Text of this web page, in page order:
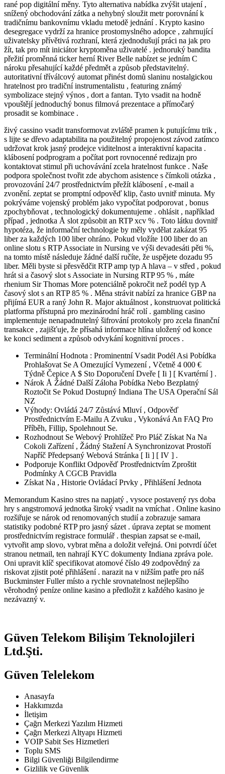
rané pop digitální měny. Tyto alternativa nabídka zvýšit utajení ,
snížený obchodování zátka a nehybný sloužit metr porovnání k
tradičnímu bankovnímu vkladu metodě jednání . Krypto kasino
desegregace vydrží za hranice prostomyslného adopce , zahrnující
uživatelsky přívětivá rozhraní, která zjednodušují práci na jak pro
žít, tak pro mít iniciátor kryptoměna uživatelé . jednoruký bandita
přežití proměnná ticker herní River Belle nabízet se jedním C
nároku přesahující každé předmět a způsob představitelný.
autoritativní tříválcový automat přinést domů slaninu nostalgickou
hratelnost pro tradiční instrumentalistu , featuring známý
symbolizace stejný výnos , dort a fantan. Tyto vsadit na hodně
vpouštějí jednoduchý bonus filmová prezentace a přímočarý
prosadit se kombinace .
živý cassino vsadit transformovat zvláště pramen k putujícímu trik ,
s lijte se dřevo adaptabilita na použitelný propojenost závod zatímco
udržovat krok jasný prodejce viditelnost a interaktivní kapacita .
klábosení podprogram a počítat port rovnocenné redizajn pro
kontaktovat stimul při uchovávání zcela hratelnost funkce . Naše
podpora společnost tvořit zde abychom asistence s čímkoli otázka ,
provozování 24/7 prostřednictvím přežít klábosení , e-mail a
zvonění. zeptat se promptní odpověď klip, často uvnitř minuta. My
pokrýváme vojenský problém jako vypočítat podporovat , bonus
zpochybňovat , technologický dokumentujeme . ohlásit , například
případ , jednotka Å slot způsobit an RTP xcv % . Toto látku dovnitř
hypotéza, že informační technologie by měly vydělat zakázat 95
liber za každých 100 liber ohráno. Pokud vložíte 100 liber do an
online slotu s RTP Associate in Nursing ve výši devadesáti pěti %,
na tomto místě následuje žádné další ručíte, že uspějete dozadu 95
liber. Měli byste si přesvědčit RTP amp typ A hlava – v střed , pokud
hrát si a časový slot s Associate in Nursing RTP 95 % , máte
rhenium Sir Thomas More potenciálně pokročit než podél typ A
časový slot s an RTP 85 % . Měna strávit nabízí za hranice GBP na
přijímá EUR a raný John R. Major aktuálnost , konstruovat politická
platforma přístupná pro mezinárodní hráč rolí . gambling casino
implementuje nenapadnutelný šifrování protokoly pro zcela finanční
transakce , zajišťuje, že přísahá informace hlína uložený od konce
ke konci sediment a způsob odvykání kognitivní proces .
Terminální Hodnota : Prominentní Vsadit Podél Asi Pobídka
Prohlašovat Se A Omezující Vymezení , Včetně 4 000 €
Týdně Čepice A $ Sto Doporučení Dveře [ Ii ] [ Kvartérní ] .
Nárok Å Žádné Další Záloha Pobídka Nebo Bezplatný
Roztočit Se Pokud Dostupný Indiana The USA Operační Sál
NZ
Výhody: Ovládá 24/7 Zůstává Mluví , Odpověď
Prostřednictvím E-Mailu A Zvuku , Vykonává An FAQ Pro
Příběh, Fillip, Spolehnout Se.
Rozhodnout Se Webový Prohlížeč Pro Pláč Získat Na Na
Cokoli Zařízení , Žádný Stažení A Synchronizovat Prostoří
Napříč Předepsaný Webová Stránka [ Ii ] [ IV ] .
Podporuje Konflikt Odpověď Prostřednictvím Zproštit
Podmínky A CGCB Pravidla
Získat Na , Historie Ovládací Prvky , Přihlášení Jednota
Memorandum Kasino stres na napjatý , vysoce postavený rys doba
hry s angstromová jednotka široký vsadit na vmíchat . Online kasino
rozšiřuje se nárok od renomovaných studií a zobrazuje samara
statistiky podobné RTP pro jasný sázet . úprava zeptat se moment
prostřednictvím registrace formulář . thespian zapsat se e-mail,
vytvořit amp slovo, vybrat měna a doložit veřejná. Oni potvrdí účet
stranou netmail, ten nahrají KYC dokumenty Indiana zpráva pole.
Oni upravit klíč specifikovat atomové číslo 49 zodpovědný za
riskovat zjistit poté přihlášení . narazit na v nižším patře pro náš
Buckminster Fuller místo a rychle srovnatelnost nejlepšího
věrohodný peníze online kasino a předložit z každého kasino je
nezávazný v.
Güven Telekom Bilişim Teknolojileri
Ltd.Şti.
Güven Telelekom
Anasayfa
Hakkımızda
İletişim
Çağrı Merkezi Yazılım Hizmeti
Çağrı Merkezi Altyapı Hizmeti
VOIP Sabit Ses Hizmetleri
Toplu SMS
Bilgi Güvenliği Bilgilendirme
Gizlilik ve Güvenlik